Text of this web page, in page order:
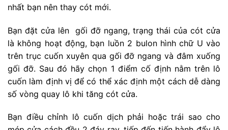
nhất bạn nên thay cót mới.
Bạn đặt cửa lên gối đỡ ngang, trạng thái của cót cửa
là không hoạt động, bạn luồn 2 bulon hình chữ U vào
trên trục cuốn xuyên qua gối đỡ ngang và đâm xuống
gối đỡ. Sau đó hãy chọn 1 điểm cố định nằm trên lô
cuốn làm định vị để có thể xác định một cách dễ dàng
số vòng quay lô khi tăng cót cửa.
Bạn điều chỉnh lô cuốn dịch phải hoặc trái sao cho